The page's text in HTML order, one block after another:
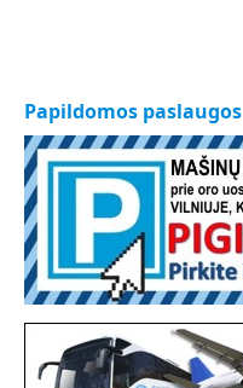
Papildomos paslaugos